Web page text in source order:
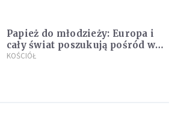
Papież do młodzieży: Europa i
cały świat poszukują pośród was
nowych świętych
KOŚCIÓŁ